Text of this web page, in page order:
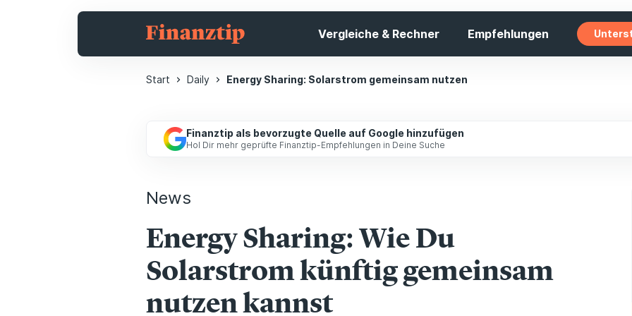
Vergleiche & Rechner Empfehlungen
Start Daily Energy Sharing: Solarstrom gemeinsam nutzen
Finanztip als bevorzugte Quelle auf Google hinzufügen
Hol Dir mehr geprüfte Finanztip-Empfehlungen in Deine Suche
News
Energy Sharing: Wie Du
Solarstrom künftig gemeinsam
nutzen kannst